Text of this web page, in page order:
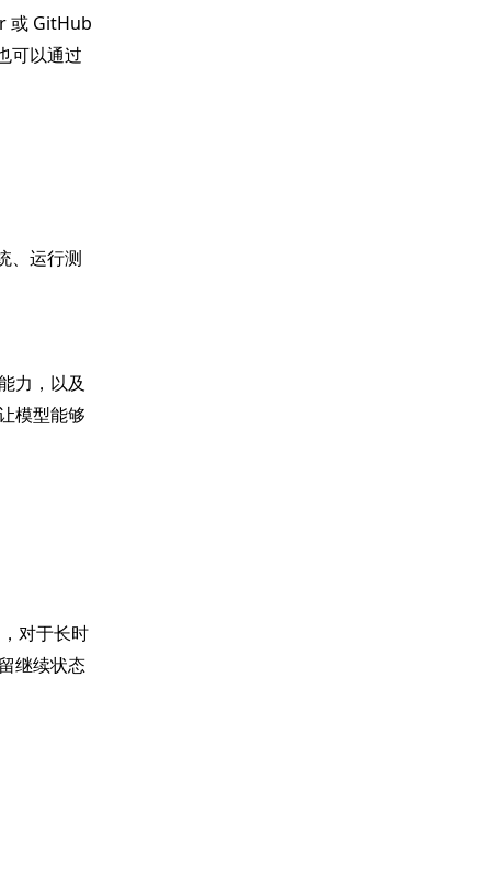
或 GitHub
可以通过
、运行测
力，以及
模型能够
对于长时
继续状态